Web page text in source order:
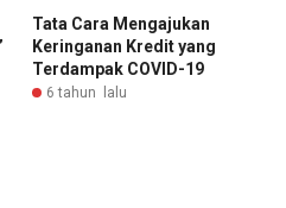
Tata Cara Mengajukan
Keringanan Kredit yang
Terdampak COVID-19
6 tahun lalu